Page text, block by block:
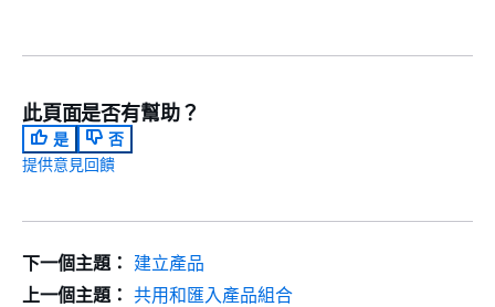
此頁面是否有幫助？
是
否
提供意見回饋
下一個主題： 建立產品
上一個主題： 共用和匯入產品組合